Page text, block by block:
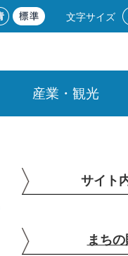
文字サイズ
産業・観光
サイト
まち